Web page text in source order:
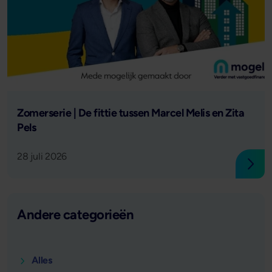
Lees verder
Zomerserie | De fittie tussen Marcel Melis en Zita
Pels
28 juli 2026
Andere categorieën
Alles